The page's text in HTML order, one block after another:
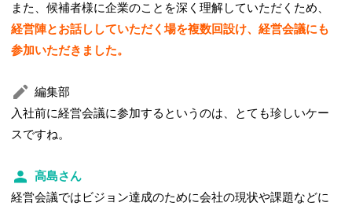
また、候補者様に企業のことを深く理解していただくため、
経営陣とお話ししていただく場を複数回設け、経営会議にも
参加いただきました。
編集部
入社前に経営会議に参加するというのは、とても珍しいケー
スですね。
高島さん
経営会議ではビジョン達成のために会社の現状や課題などに